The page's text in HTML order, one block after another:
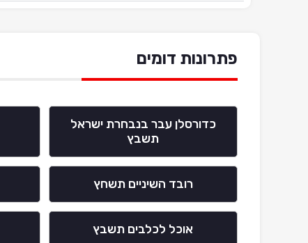
פתרונות דומים
כדורסלן עבר בנבחרת ישראל
תשבץ
רובד השיניים תשחץ
אוכל לכלבים תשבץ